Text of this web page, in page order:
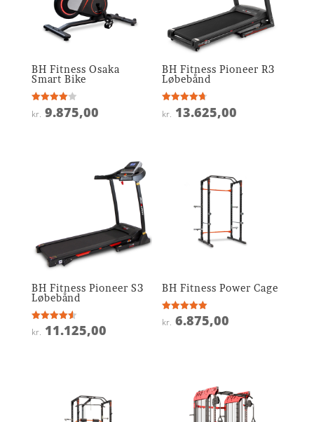
BH Fitness Osaka
Smart Bike
Vurderet
4
kr. 9.875,00
BH Fitness Pioneer R3
Løbebånd
Vurderet
4.7
kr. 13.625,00
BH Fitness Pioneer S3
Løbebånd
Vurderet
4.6
kr. 11.125,00
BH Fitness Power Cage
Vurderet
5
kr. 6.875,00